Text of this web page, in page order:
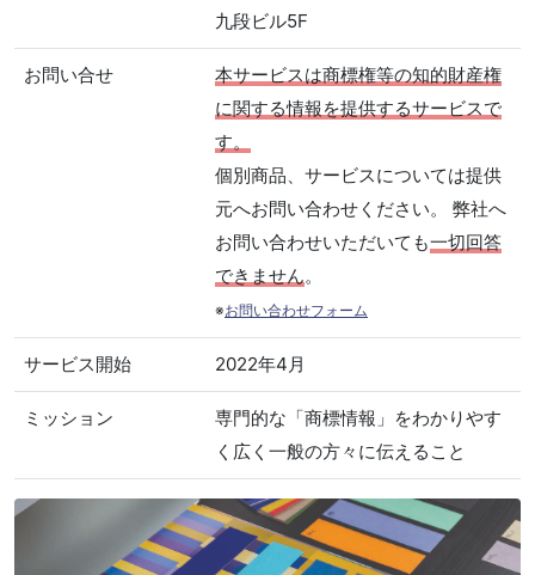
九段ビル5F
お問い合せ
本サービスは商標権等の知的財産権
に関する情報を提供するサービスで
す。
個別商品、サービスについては提供
元へお問い合わせください。 弊社へ
お問い合わせいただいても一切回答
できません。
※お問い合わせフォーム
サービス開始 2022年4月
ミッション
専門的な「商標情報」をわかりやす
く広く一般の方々に伝えること